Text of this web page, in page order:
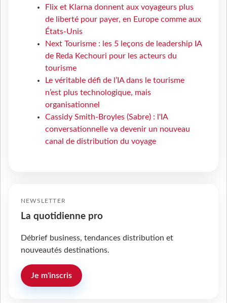
Flix et Klarna donnent aux voyageurs plus
de liberté pour payer, en Europe comme aux
États-Unis
Next Tourisme : les 5 leçons de leadership IA
de Reda Kechouri pour les acteurs du
tourisme
Le véritable défi de l’IA dans le tourisme
n’est plus technologique, mais
organisationnel
Cassidy Smith-Broyles (Sabre) : l'IA
conversationnelle va devenir un nouveau
canal de distribution du voyage
NEWSLETTER
La quotidienne pro
Débrief business, tendances distribution et
nouveautés destinations.
Je m'inscris